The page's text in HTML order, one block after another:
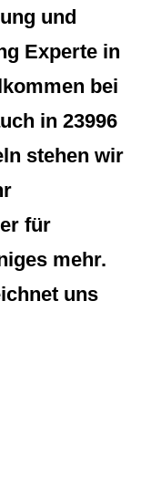
und
Experte in
bei
in 23996
stehen wir
für
mehr.
uns